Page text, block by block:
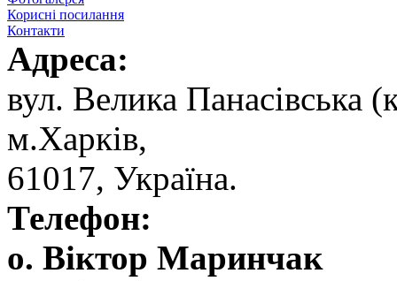
Корисні посилання
Контакти
Адреса:
вул. ‬Велика Панасівська
‬м.Харків,
‬61017, ‬Україна.‎
Телефон:
о. Віктор Маринчак